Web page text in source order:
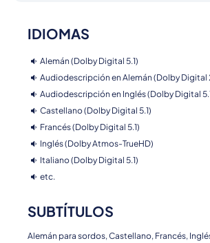
IDIOMAS
Alemán (Dolby Digital 5.1)
Audiodescripción en Alemán (Dolby Digital
Audiodescripción en Inglés (Dolby Digital
Castellano (Dolby Digital 5.1)
Francés (Dolby Digital 5.1)
Inglés (Dolby Atmos-TrueHD)
Italiano (Dolby Digital 5.1)
etc.
SUBTÍTULOS
Alemán para sordos, Castellano, Francés,